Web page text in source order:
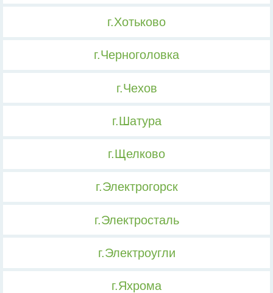
г.Хотьково
г.Черноголовка
г.Чехов
г.Шатура
г.Щелково
г.Электрогорск
г.Электросталь
г.Электроугли
г.Яхрома